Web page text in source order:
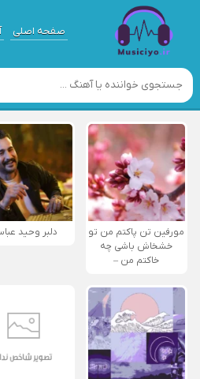
صفحه اصلی
مورفین تن پاکتم من تو
خشخاش باشی چه
خاکتم من –
دلبر وحید